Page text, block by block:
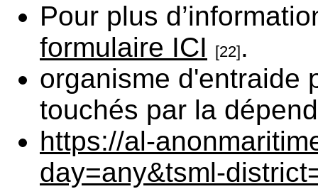
Pour plus
formulaire ICI [22].
organisme d'entraide
touchés par la
https://al-
day=any&tsml-